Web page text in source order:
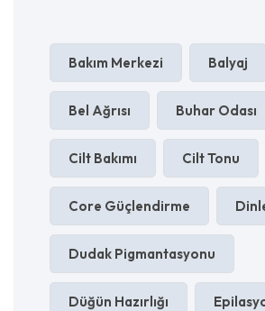
Bakım Merkezi Balyaj
Bel Ağrısı Buhar Odası
Cilt Bakımı Cilt Tonu
Core Güçlendirme
Dudak Pigmantasyonu
Düğün Hazırlığı